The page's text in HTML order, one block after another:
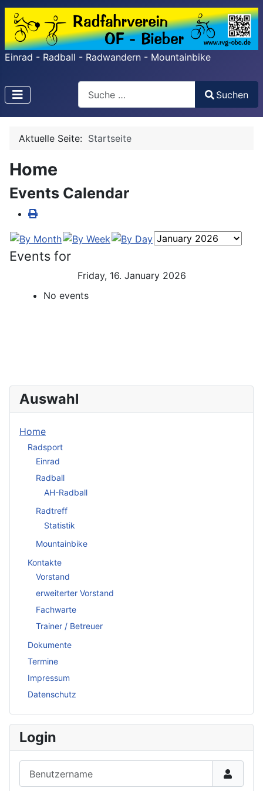
Einrad - Radball - Radwandern - Mountainbike
Search
Type 2 or more characters for results.
Suchen
Aktuelle Seite: Startseite
Home
Events Calendar
Events for
Friday, 16. January 2026
No events
Auswahl
Home
Radsport
Einrad
Radball
AH-Radball
Radtreff
Statistik
Mountainbike
Kontakte
Vorstand
erweiterter Vorstand
Fachwarte
Trainer / Betreuer
Dokumente
Termine
Impressum
Datenschutz
Login